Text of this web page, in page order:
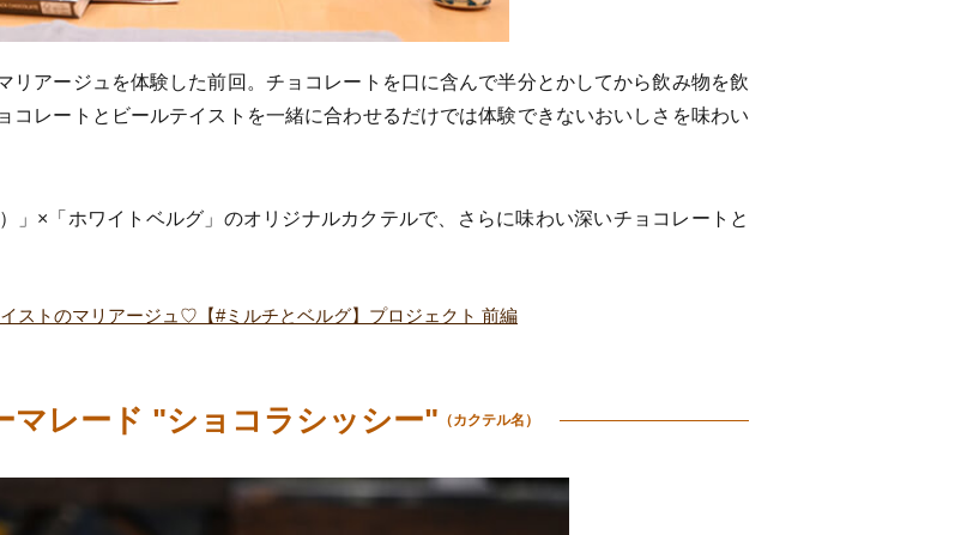
リアージュを体験した前回。チョコレートを口に含んで半分とかしてから飲み物を飲
レートとビールテイストを一緒に合わせるだけでは体験できないおいしさを味わい
」×「ホワイトベルグ」のオリジナルカクテルで、さらに味わい深いチョコレートと
ストのマリアージュ♡【#ミルチとベルグ】プロジェクト 前編
マレード "ショコラシッシー" （カクテル名）